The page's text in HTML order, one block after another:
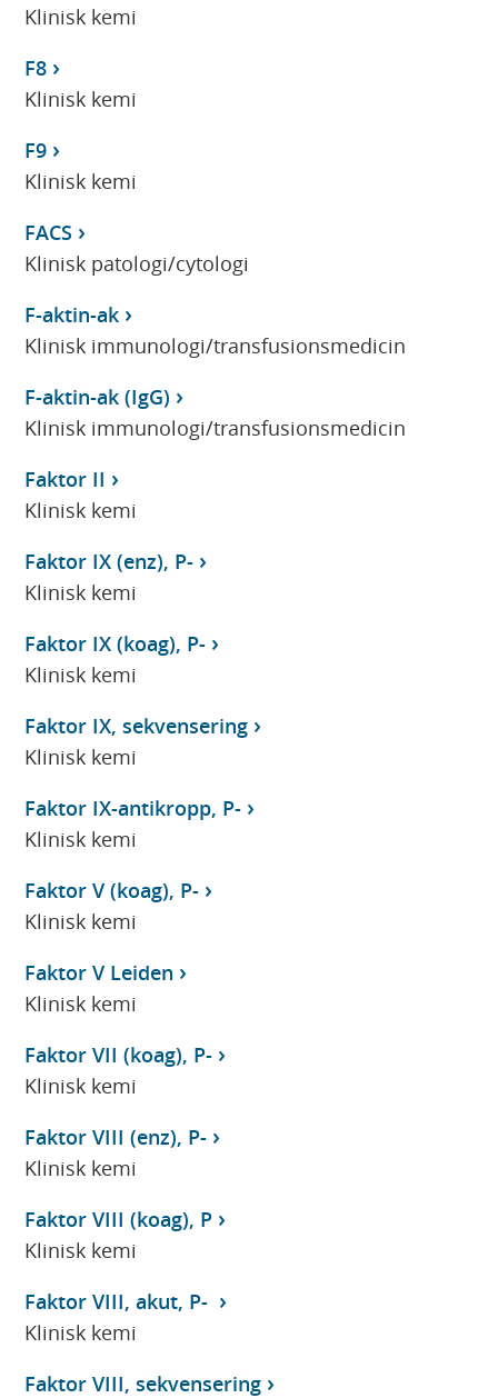
Klinisk kemi
F8
Klinisk kemi
F9
Klinisk kemi
FACS
Klinisk patologi/cytologi
F-aktin-ak
Klinisk immunologi/transfusionsmedicin
F-aktin-ak (IgG)
Klinisk immunologi/transfusionsmedicin
Faktor II
Klinisk kemi
Faktor IX (enz), P-
Klinisk kemi
Faktor IX (koag), P-
Klinisk kemi
Faktor IX, sekvensering
Klinisk kemi
Faktor IX-antikropp, P-
Klinisk kemi
Faktor V (koag), P-
Klinisk kemi
Faktor V Leiden
Klinisk kemi
Faktor VII (koag), P-
Klinisk kemi
Faktor VIII (enz), P-
Klinisk kemi
Faktor VIII (koag), P
Klinisk kemi
Faktor VIII, akut, P-
Klinisk kemi
Faktor VIII, sekvensering